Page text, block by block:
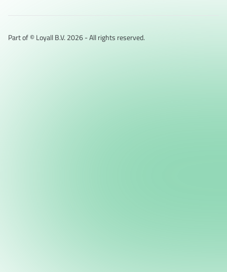
Part of © Loyall B.V. 2026 - All rights reserved.